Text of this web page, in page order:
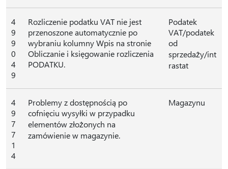
4
9
9
0
4
9
Rozliczenie podatku VAT nie jest
przenoszone automatycznie po
wybraniu kolumny Wpis na stronie
Obliczanie i księgowanie rozliczenia
PODATKU.
Podatek
VAT/podatek
od
sprzedaży/int
rastat
4
9
7
7
1
4
Problemy z dostępnością po
cofnięciu wysyłki w przypadku
elementów złożonych na
zamówienie w magazynie.
Magazynu